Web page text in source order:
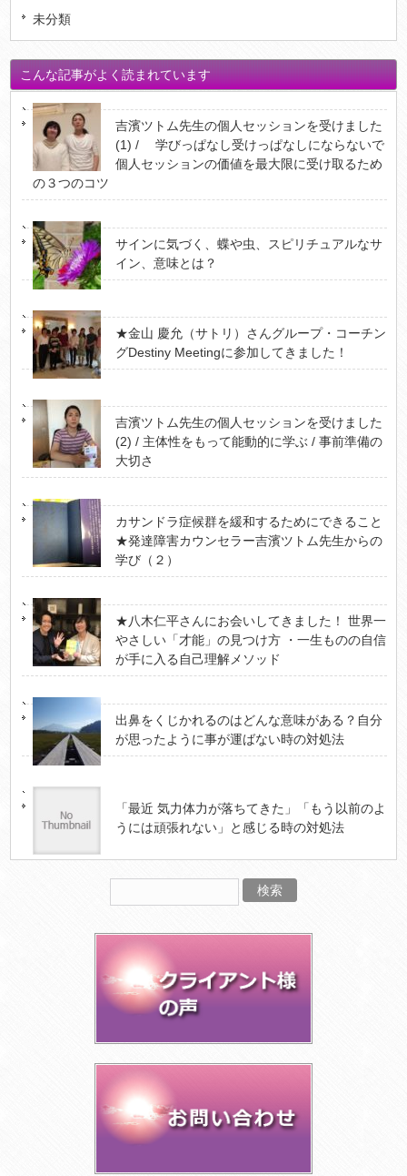
未分類
こんな記事がよく読まれています
吉濱ツトム先生の個人セッションを受けました
(1) / 学びっぱなし受けっぱなしにならないで
個人セッションの価値を最大限に受け取るため
の３つのコツ
サインに気づく、蝶や虫、スピリチュアルなサ
イン、意味とは？
★金山 慶允（サトリ）さんグループ・コーチン
グDestiny Meetingに参加してきました！
吉濱ツトム先生の個人セッションを受けました
(2) / 主体性をもって能動的に学ぶ / 事前準備の
大切さ
カサンドラ症候群を緩和するためにできること
★発達障害カウンセラー吉濱ツトム先生からの
学び（２）
★八木仁平さんにお会いしてきました！ 世界一
やさしい「才能」の見つけ方 ・一生ものの自信
が手に入る自己理解メソッド
出鼻をくじかれるのはどんな意味がある？自分
が思ったように事が運ばない時の対処法
「最近 気力体力が落ちてきた」「もう以前のよ
うには頑張れない」と感じる時の対処法